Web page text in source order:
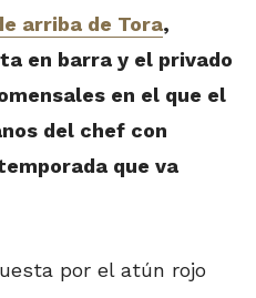
arriba de Tora,
en barra y el privado
en el que el
del chef con
que va
por el atún rojo